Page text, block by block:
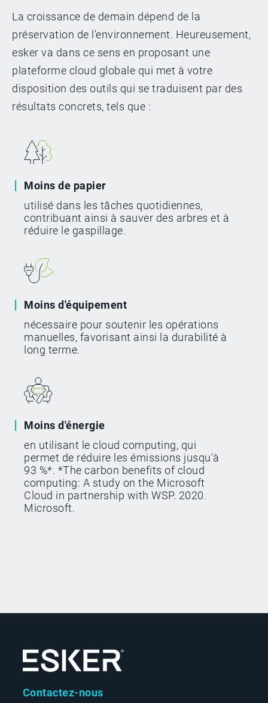
La croissance de demain dépend de la
préservation de l'environnement. Heureusement,
esker va dans ce sens en proposant une
plateforme cloud globale qui met à votre
disposition des outils qui se traduisent par des
résultats concrets, tels que :
Moins de papier
utilisé dans les tâches quotidiennes,
contribuant ainsi à sauver des arbres et à
réduire le gaspillage.
Moins d'équipement
nécessaire pour soutenir les opérations
manuelles, favorisant ainsi la durabilité à
long terme.
Moins d'énergie
en utilisant le cloud computing, qui
permet de réduire les émissions jusqu'à
93 %*. *The carbon benefits of cloud
computing: A study on the Microsoft
Cloud in partnership with WSP. 2020.
Microsoft.
Contactez-nous